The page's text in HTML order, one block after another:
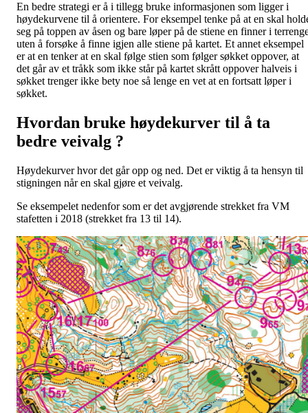
En bedre strategi er å i tillegg bruke informasjonen som ligger i
høydekurvene til å orientere. For eksempel tenke på at en skal
seg på toppen av åsen og bare løper på de stiene en finner i
uten å forsøke å finne igjen alle stiene på kartet. Et annet eksempel
er at en tenker at en skal følge stien som følger søkket oppover, at
det går av et tråkk som ikke står på kartet skrått oppover halveis i
søkket trenger ikke bety noe så lenge en vet at en fortsatt løper i
søkket.
Hvordan bruke høydekurver til å ta
bedre veivalg ?
Høydekurver hvor det går opp og ned. Det er viktig å ta hensyn til
stigningen når en skal gjøre et veivalg.
Se eksempelet nedenfor som er det avgjørende strekket fra VM
stafetten i 2018 (strekket fra 13 til 14).